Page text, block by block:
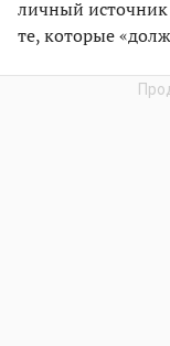
личный
те, которые